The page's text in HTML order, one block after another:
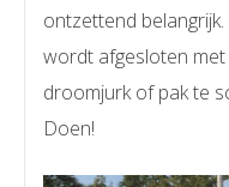
ontzettend
wordt afgesloten
droomjurk of pak te
Doen!